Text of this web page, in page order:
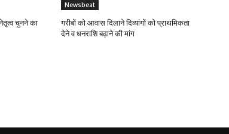
चुनने का
Newsbeat
गरीबों को आवास दिलाने दिव्यांगों को प्राथमिकता
देने व धनराशि बढ़ाने की मांग